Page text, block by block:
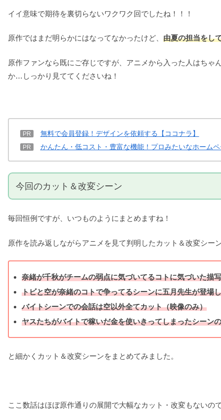
イイ意味で期待を裏切らないワクワク回でしたね！！！
原作ではまだ明らかにはなってなかったけど、 由夏の担当をし
原作ファンなら既にご存じですが、アニメから入った人はち
か…しっかり見ててくださいね！
PR 無料で会員登録！デザインを依頼する【ココナラ】
PR かんたん・低コスト・豊富な機能！プロみたいなホーム
今回のカット＆改変シーン
毎回恒例ですが、いつものようにまとめますね！
原作を読み返しながらアニメを見て判明したカット＆改変シー
奈緒が千秋がチームの弱点に気づいてるコトに気づいた描
トビと空が奈緒のコトで争ってるシーンに五月先生が登場
バイトシーンでの会話は空以外全てカット（映像のみ）
ヤスたちがバイトで稼いだ金を使いきってしまったシーン
と細かくカット＆改変シーンをまとめてみました。
ここ数話はほぼ原作通りの展開で大幅なカット・改変もないの